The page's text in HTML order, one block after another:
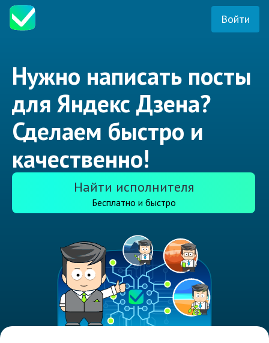
Войти
Нужно написать посты
для Яндекс Дзена?
Сделаем быстро и
качественно!
Найти исполнителя
Бесплатно и быстро